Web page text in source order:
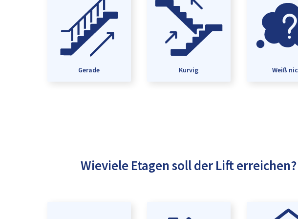
Gerade Kurvig Weiß
Wieviele Etagen soll der Lift erreichen?